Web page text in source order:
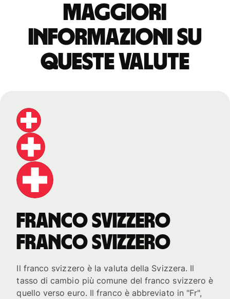
Maggiori
informazioni su
queste valute
franco svizzero
franco svizzero
Il franco svizzero è la valuta della Svizzera. Il
tasso di cambio più comune del franco svizzero è
quello verso euro. Il franco è abbreviato in "Fr",